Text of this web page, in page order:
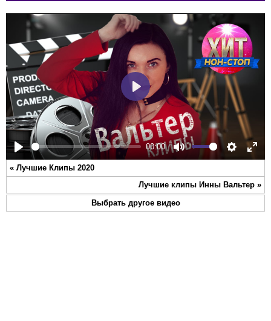
Play
00:00
Mute Settings
Play
« Лучшие Клипы 2020
Лучшие клипы Инны Вальтер »
Выбрать другое видео